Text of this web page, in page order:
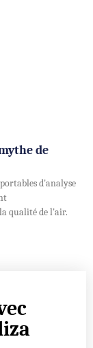
de
d'analyse
qualité de l'air.